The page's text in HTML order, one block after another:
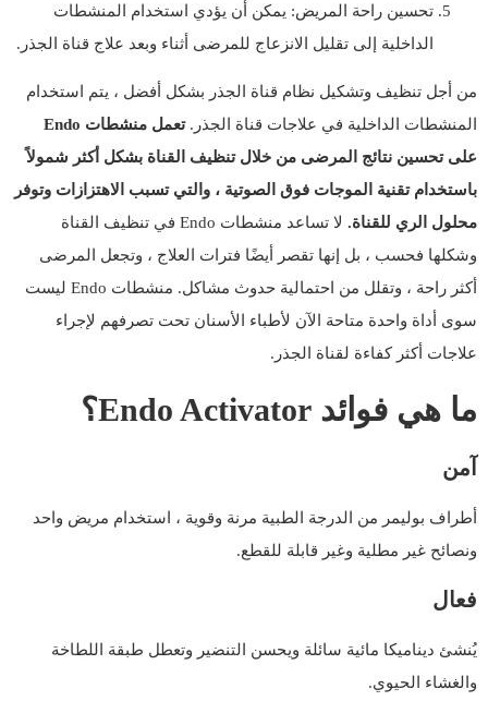
تحسين راحة المريض: يمكن أن يؤدي استخدام المنشطات
الداخلية إلى تقليل الانزعاج للمرضى أثناء وبعد علاج قناة الجذر.
من أجل تنظيف وتشكيل نظام قناة الجذر بشكل أفضل ، يتم استخدام
المنشطات الداخلية في علاجات قناة الجذر.
تعمل منشطات Endo
على تحسين نتائج المرضى من خلال تنظيف القناة بشكل أكثر شمولاً
باستخدام تقنية الموجات فوق الصوتية ، والتي تسبب الاهتزازات وتوفر
محلول الري للقناة.
لا تساعد منشطات Endo في تنظيف القناة
وشكلها فحسب ، بل إنها تقصر أيضًا فترات العلاج ، وتجعل المرضى
أكثر راحة ، وتقلل من احتمالية حدوث مشاكل. منشطات Endo ليست
سوى أداة واحدة متاحة الآن لأطباء الأسنان تحت تصرفهم لإجراء
علاجات أكثر كفاءة لقناة الجذر.
ما هي فوائد Endo Activator؟
آمن
أطراف بوليمر من الدرجة الطبية مرنة وقوية ، استخدام مريض واحد
ونصائح غير مطلية وغير قابلة للقطع.
فعال
يُنشئ ديناميكا مائية سائلة ويحسن التنضير وتعطل طبقة اللطاخة
والغشاء الحيوي.